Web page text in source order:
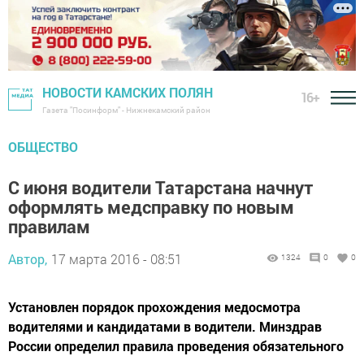
НОВОСТИ КАМСКИХ ПОЛЯН
Газета "Посинформ" - Нижнекамский район
16+
ОБЩЕСТВО
С июня водители Татарстана начнут
оформлять медсправку по новым
правилам
Автор, 17 марта 2016 - 08:51 1324 0 0
Установлен порядок прохождения медосмотра
водителями и кандидатами в водители. Минздрав
России определил правила проведения обязательного